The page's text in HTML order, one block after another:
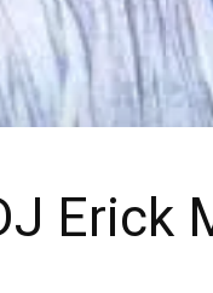
Erick